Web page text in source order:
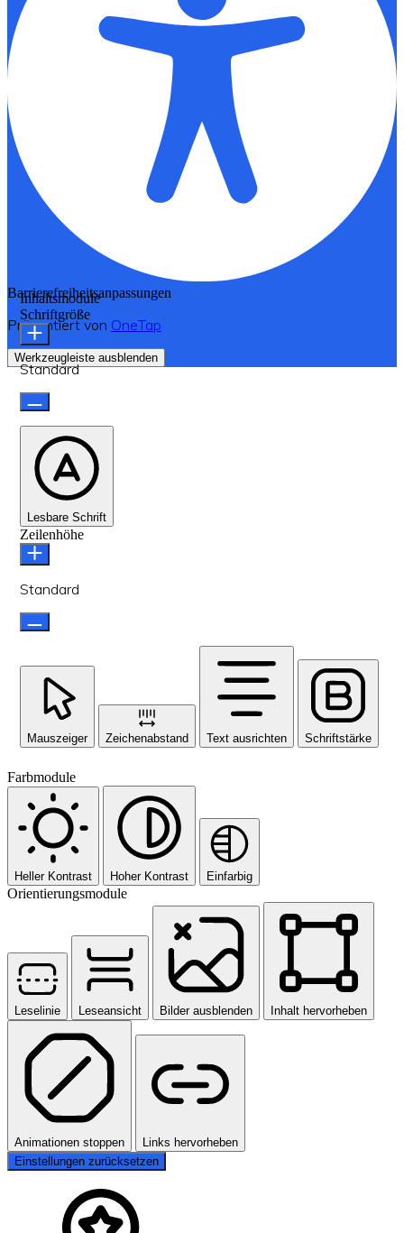
Barrierefreiheitsanpassungen
Präsentiert von OneTap
Werkzeugleiste ausblenden
Inhaltsmodule
Schriftgröße
Standard
Lesbare Schrift
Zeilenhöhe
Standard
Mauszeiger Zeichenabstand Text ausrichten Schriftstärke
Farbmodule
Heller Kontrast Hoher Kontrast Einfarbig
Orientierungsmodule
Leselinie Leseansicht Bilder ausblenden Inhalt hervorheben
Animationen stoppen
Links hervorheben
Einstellungen zurücksetzen